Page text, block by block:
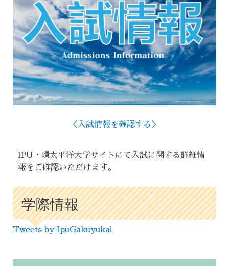
＜入試情報を確認する＞
IPU・環太平洋大学サイトにて入試に関する詳細情
報をご確認いただけます。
学際情報
Tweets by IpuGakuyukai